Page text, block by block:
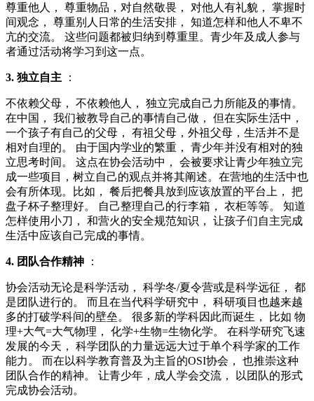
尊重他人， 尊重物品，对自然敬畏， 对他人有礼貌， 掌握时
间观念， 尊重别人日常的生活安排， 知道怎样和他人不卑不
亢的交流。 这些问题都被归纳到尊重里。青少年及成人参与
者通过活动将学习到这一点。
3. 独立自主 ：
不依赖父母， 不依赖他人， 独立完成自己力所能及的事情。
在中国， 我们被教导自己的事情自己做， 但在实际生活中，
一个孩子有自己的父母， 有祖父母，外祖父母，生活并不是
相对自理的。 由于国内学业的繁重， 青少年并没有相对的独
立思考时间。 这点在协会活动中， 会被要求让青少年独立完
成一些项目，树立自己的观点并将其阐述。在营地的生活中也
会有所体现。比如， 餐后把餐具放到应该放置的平台上， 把
盘子杯子整理好。 自己整理自己的行李箱， 衣柜等等。 知道
怎样使用小刀， 和营火的安全规范知识， 让孩子们自主完成
生活中应该自己完成的事情。
4. 团队合作精神 ：
协会活动无论是科学活动， 科学冬/夏令营或是科学远征， 都
是团队进行的。 而且在当代科学研究中， 科研项目也越来越
多的打破学科间的壁垒。 很多新的学科因此而诞生， 比如 物
理+大气=大气物理， 化学+生物=生物化学。 在科学研究飞速
发展的今天， 科学团队的力量远远大过于单个科学家的工作
能力。 而在以科学教育普及为主旨的OSI协会， 也推崇这种
团队合作的精神。 让青少年，成人学会交流， 以团队的形式
完成协会活动。